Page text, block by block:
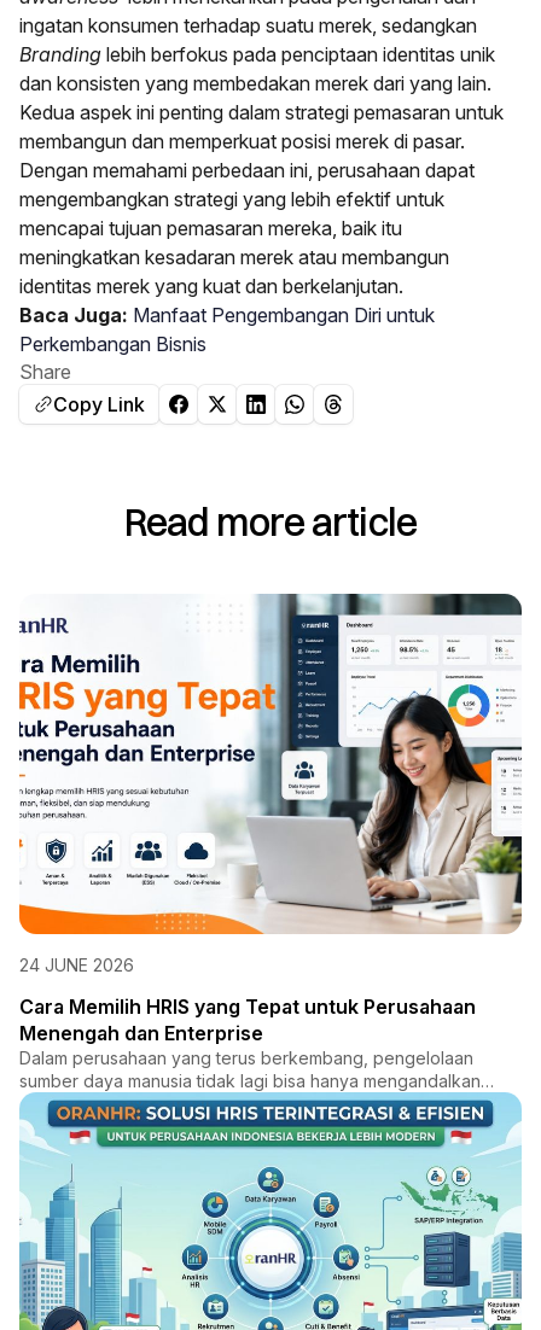
ingatan konsumen terhadap suatu merek, sedangkan
Branding lebih berfokus pada penciptaan identitas unik
dan konsisten yang membedakan merek dari yang lain.
Kedua aspek ini penting dalam strategi pemasaran untuk
membangun dan memperkuat posisi merek di pasar.
Dengan memahami perbedaan ini, perusahaan dapat
mengembangkan strategi yang lebih efektif untuk
mencapai tujuan pemasaran mereka, baik itu
meningkatkan kesadaran merek atau membangun
identitas merek yang kuat dan berkelanjutan.
Baca Juga: Manfaat Pengembangan Diri untuk
Perkembangan Bisnis
Share
Copy Link
Read more article
24 JUNE 2026
Cara Memilih HRIS yang Tepat untuk Perusahaan
Menengah dan Enterprise
Dalam perusahaan yang terus berkembang, pengelolaan
sumber daya manusia tidak lagi bisa hanya mengandalkan
proses manual...